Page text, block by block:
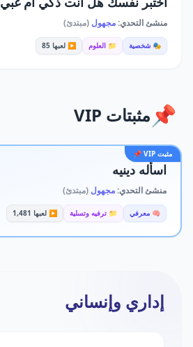
منشئ التحدي:مجهول (مبتدئ)
🎭 شخصية 📁 العلوم ▶️ لعبها 85
📌 مثبتات VIP
مثبت VIP 📌
اسأله دينيه
منشئ التحدي:مجهول (مبتدئ)
🧠 معرفي 📁 ترفيه وتسلية ▶️ لعبها 1,481
إداري وإنساني